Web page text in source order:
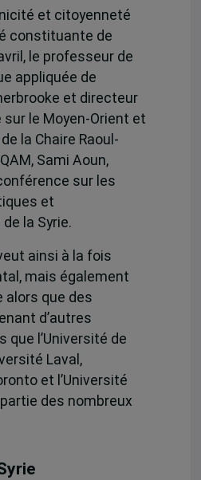
et citoyenneté
constituante de
le professeur de
appliquée de
et directeur
sur le Moyen-Orient et
la Chaire Raoul-
Sami Aoun,
sur les
et
la Syrie.
ainsi à la fois
mais également
alors que des
d’autres
que l’Université de
Laval,
et l’Université
des nombreux